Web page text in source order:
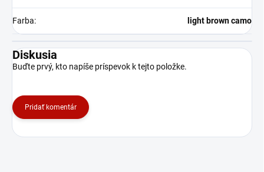
Farba: light brown camo
Diskusia
Buďte prvý, kto napíše príspevok k tejto položke.
Pridať komentár